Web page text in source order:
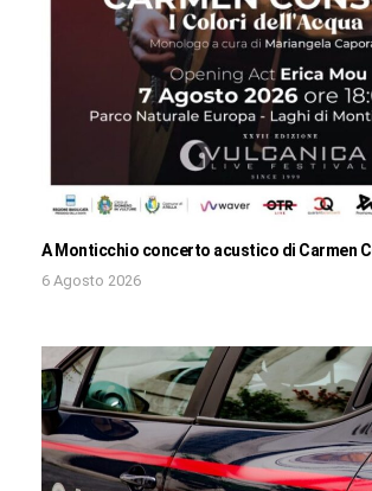
A Monticchio concerto acustico di Carmen
6 Agosto 2026